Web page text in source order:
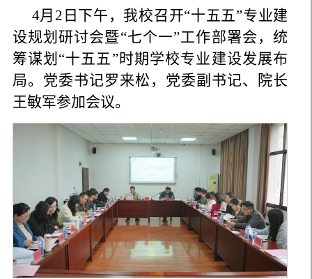
4月2日下午，我校召开“十五五”专业建
设规划研讨会暨“七个一”工作部署会，统
筹谋划“十五五”时期学校专业建设发展布
局。党委书记罗来松，党委副书记、院长
王敏军参加会议。